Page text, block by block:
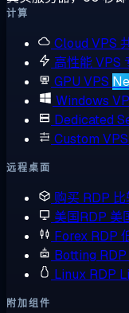
计算
Cloud VPS
高性能 VPS
GPU VPS
Windows
Dedicated
Custom VPS
远程桌面
购买 RDP
美国RDP 美
Forex RDP
Botting RDP
Linux RDP
附加组件